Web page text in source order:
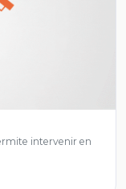
intervenir en